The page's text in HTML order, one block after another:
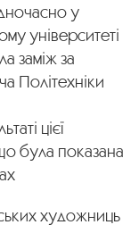
у
університеті
заміж за
Політехніки
цієї
була показана
художниць